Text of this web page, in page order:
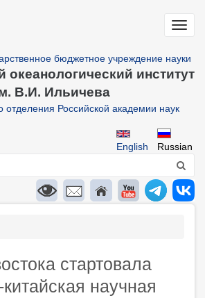
бюджетное учреждение науки
океанологический институт
В.И. Ильичева
отделения Российской академии наук
Russian
English
стартовала
научная